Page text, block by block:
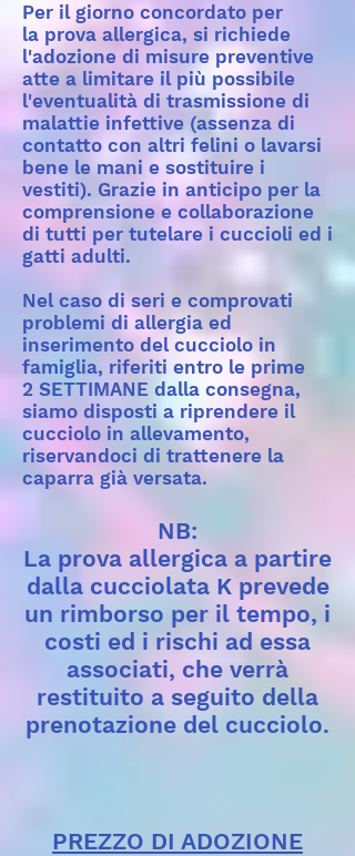
Per il giorno concordato per
la prova allergica, si richiede
l'adozione di misure preventive
atte a limitare il più possibile
l'eventualità di trasmissione di
malattie infettive (assenza di
contatto con altri felini o lavarsi
bene le mani e sostituire i
vestiti). Grazie in anticipo per la
comprensione e collaborazione
di tutti per tutelare i cuccioli ed i
gatti adulti.
Nel caso di seri e comprovati
problemi di allergia ed
inserimento del cucciolo in
famiglia, riferiti entro le prime
2 SETTIMANE dalla consegna,
siamo disposti a riprendere il
cucciolo in allevamento,
riservandoci di trattenere la
caparra già versata.
NB:
La prova allergica a partire
dalla cucciolata K prevede
un rimborso per il tempo, i
costi ed i rischi ad essa
associati, che verrà
restituito a seguito della
prenotazione del cucciolo.
PREZZO DI ADOZIONE